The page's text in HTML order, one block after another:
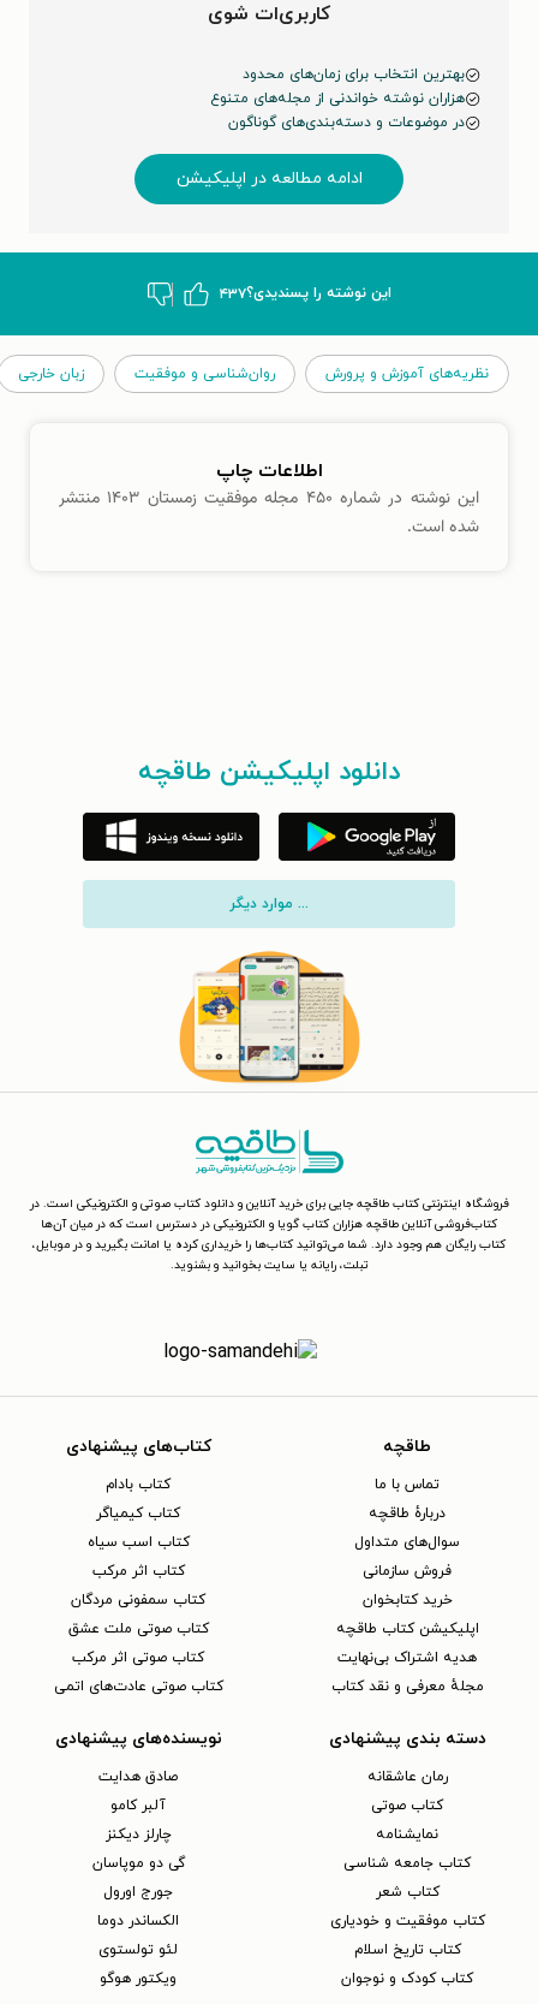
کاربری‌ات شوی
بهترین انتخاب برای زمان‌های محدود
هزاران نوشته خواندنی از مجله‌های متنوع
در موضوعات و دسته‌بندی‌های گوناگون
ادامه مطالعه در اپلیکیشن
این نوشته‌ را پسندیدی؟۴۳۷
نظریه‌های آموزش و پرورش روان‌شناسی و موفقیت زبان خارجی
اطلاعات چاپ
این نوشته در شماره ۴۵۰ مجله موفقیت زمستان ۱۴۰۳ منتشر
شده است.
دانلود اپلیکیشن طاقچه
... موارد دیگر
فروشگاه اینترنتی کتاب طاقچه جایی برای خرید آنلاین و دانلود کتاب صوتی و الکترونیکی است. در
کتاب‌فروشی آنلاین طاقچه هزاران کتاب گویا و الکترونیکی در دسترس است که در میان آن‌ها
کتاب رایگان هم وجود دارد. شما می‌توانید کتاب‌ها را خریداری کرده یا امانت بگیرید و در موبایل،
تبلت، رایانه یا سایت بخوانید و بشنوید.
طاقچه
تماس با ما
دربارهٔ طاقچه
سوال‌های متداول
فروش سازمانی
خرید کتابخوان
اپلیکیشن کتاب طاقچه
هدیه اشتراک بی‌نهایت
مجلهٔ معرفی و نقد کتاب
کتاب‌های پیشنهادی
کتاب بادام
کتاب کیمیاگر
کتاب اسب سیاه
کتاب اثر مرکب
کتاب سمفونی مردگان
کتاب صوتی ملت عشق
کتاب صوتی اثر مرکب
کتاب صوتی عادت‌های اتمی
دسته بندی پیشنهادی
رمان عاشقانه
کتاب‌ صوتی
نمایشنامه
کتاب جامعه شناسی
کتاب شعر
کتاب موفقیت و خودیاری
کتاب تاریخ اسلام
کتاب کودک و نوجوان
نویسنده‌های پیشنهادی
صادق هدایت
آلبر کامو
چارلز دیکنز
گی دو موپاسان
جورج اورول
الکساندر دوما
لئو تولستوی
ویکتور هوگو